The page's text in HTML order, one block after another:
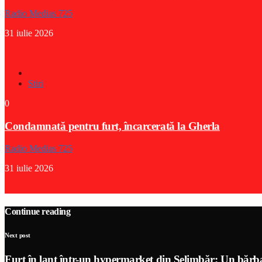
Radio Medias 725
31 iulie 2026
Stiri
0
Condamnată pentru furt, încarcerată la Gherla
Radio Medias 725
31 iulie 2026
Continue reading
Next post
Furt în lanț într-un hypermarket din Șelimbăr: Un